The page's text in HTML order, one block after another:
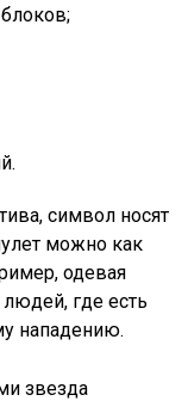
символ носят
можно как
одевая
где есть
нападению.
звезда